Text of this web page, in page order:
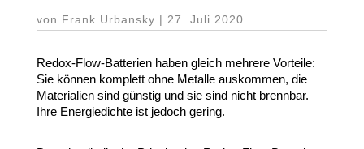
von Frank Urbansky | 27. Juli 2020
Redox-​Flow-​Batterien haben gleich mehrere Vorteile:
Sie können komplett ohne Metalle auskommen, die
Mate­rialien sind günstig und sie sind nicht brennbar.
Ihre Ener­gie­dichte ist jedoch gering.